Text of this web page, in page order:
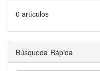
0 artículos
Búsqueda Rápida